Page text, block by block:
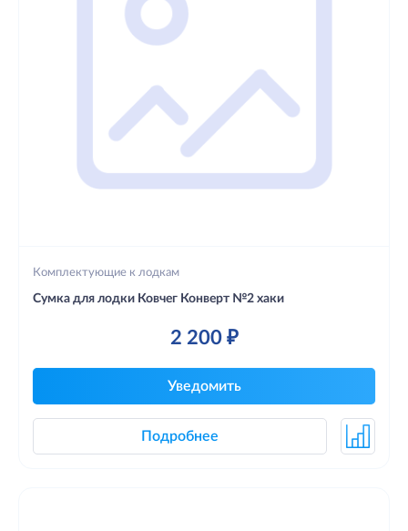
Комплектующие к лодкам
Сумка для лодки Ковчег Конверт №2 хаки
2 200 ₽
Уведомить
Подробнее